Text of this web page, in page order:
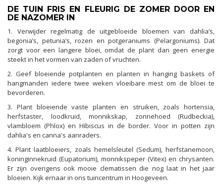
DE TUIN FRIS EN FLEURIG DE ZOMER DOOR EN
DE NAZOMER IN
1. Verwijder regelmatig de uitgebloeide bloemen van dahlia’s,
begonia’s, petunia’s, rozen en potgeraniums (Pelargoniums). Dat
zorgt voor een langere bloei, omdat de plant dan geen energie
steekt in het vormen van zaden of vruchten.
2. Geef bloeiende potplanten en planten in hanging baskets of
hangmanden iedere twee weken vloeibare mest om de bloei te
bevorderen.
3. Plant bloeiende vaste planten en struiken, zoals hortensia,
herfstaster, loodkruid, monnikskap, zonnehoed (Rudbeckia),
vlambloem (Phlox) en Hibiscus in de border. Voor in potten zijn
dahlia's en canna's aanraders.
4. Plant laatbloeiers, zoals hemelsleutel (Sedum), herfstanemoon,
koninginnekruid (Eupatorium), monnikspeper (Vitex) en chrysanten.
Er zijn overigens ook mooie clematissen die nog laat in het jaar
bloeien. Kijk ernaar in ons tuincentrum in Hoogeveen.